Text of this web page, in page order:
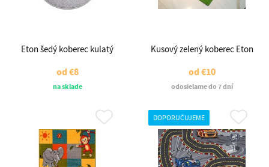
Eton šedý koberec kulatý
od€8
na sklade
Kusový zelený koberec Eton
od€10
odosielame do 7 dní
DOPORUČUJEME